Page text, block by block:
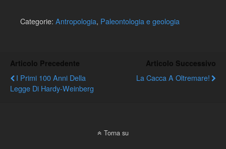
Categorie: Antropologia, Paleontologia e geologia
Articolo Precedente
I Primi 100 Anni Della
Legge Di Hardy-Weinberg
Articolo Successivo
La Cacca A Oltremare!
Torna su